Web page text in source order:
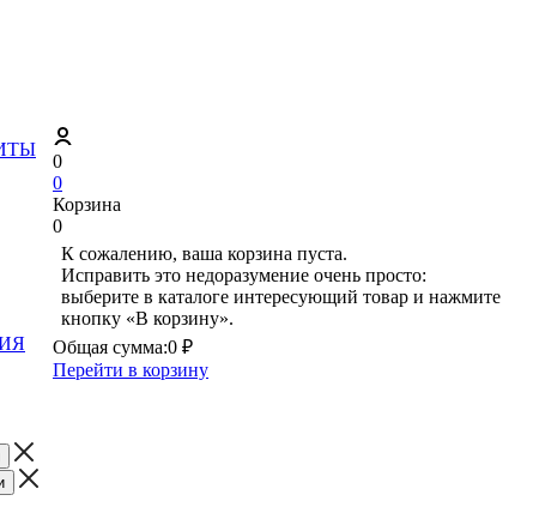
0
0
Корзина
0
К сожалению, ваша корзина пуста.
Исправить это недоразумение очень просто:
выберите в каталоге интересующий товар и нажмите
кнопку «В корзину».
Общая сумма:0 ₽
Перейти в корзину